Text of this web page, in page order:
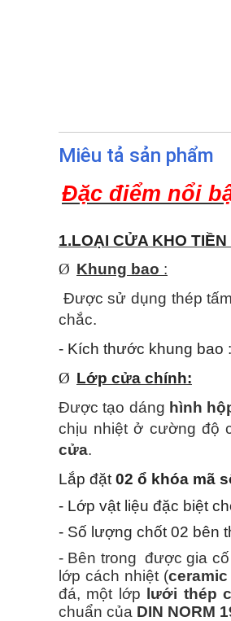
Miêu tả sản phẩm
Đặc điểm nổi
1.LOẠI CỬA KHO
Ø Khung bao :
Được sử dụng thép
chắc.
- Kích thước khung bao :
Ø Lớp cửa chính:
Được tạo dáng hình
chịu nhiệt ở cường độ
cửa.
Lắp đặt 02 ổ khóa mã
- Lớp vật liệu đặc biệt
- Số lượng chốt 02 bên
- Bên trong được gia
lớp cách nhiệt (ceramic
đá, một lớp
lưới thép
chuẩn của DIN NORM